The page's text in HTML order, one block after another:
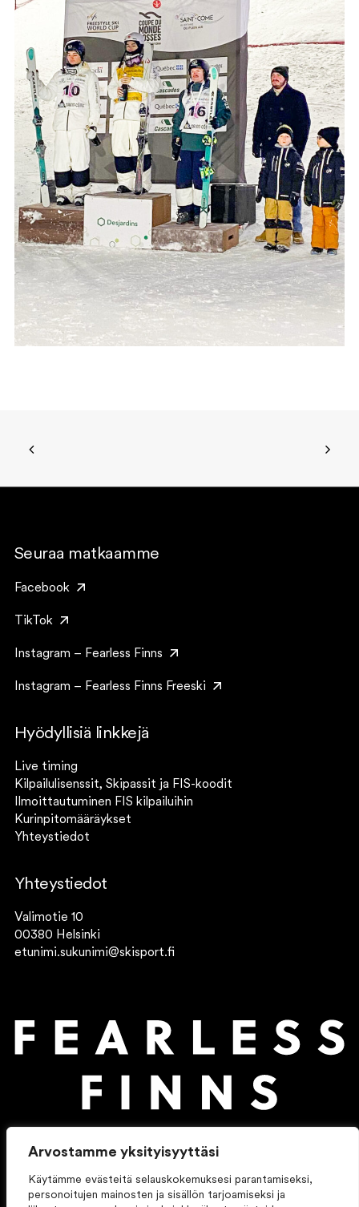
Arvostamme yksityisyyttäsi
Käytämme evästeitä selauskokemuksesi parantamiseksi,
personoitujen mainosten ja sisällön tarjoamiseksi ja
Seuraa matkaamme
Facebook
TikTok
Instagram – Fearless Finns
Instagram – Fearless Finns Freeski
Hyödyllisiä linkkejä
Live timing
Kilpailulisenssit, Skipassit ja FIS-koodit
Ilmoittautuminen FIS kilpailuihin
Kurinpitomääräykset
Yhteystiedot
Yhteystiedot
Valimotie 10
00380 Helsinki
etunimi.sukunimi@skisport.fi